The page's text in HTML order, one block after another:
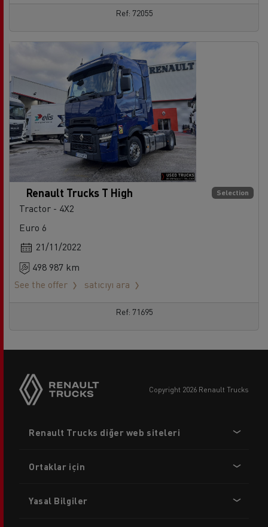
Ref: 72055
Selection
Renault Trucks T High
Tractor - 4X2
Euro 6
21/11/2022
498 987 km
See the offer
satıcıyı ara
Ref: 71695
copyright 2026 Renault Trucks
menu
Renault Trucks diğer web siteleri
Ortaklar için
Yasal Bilgiler